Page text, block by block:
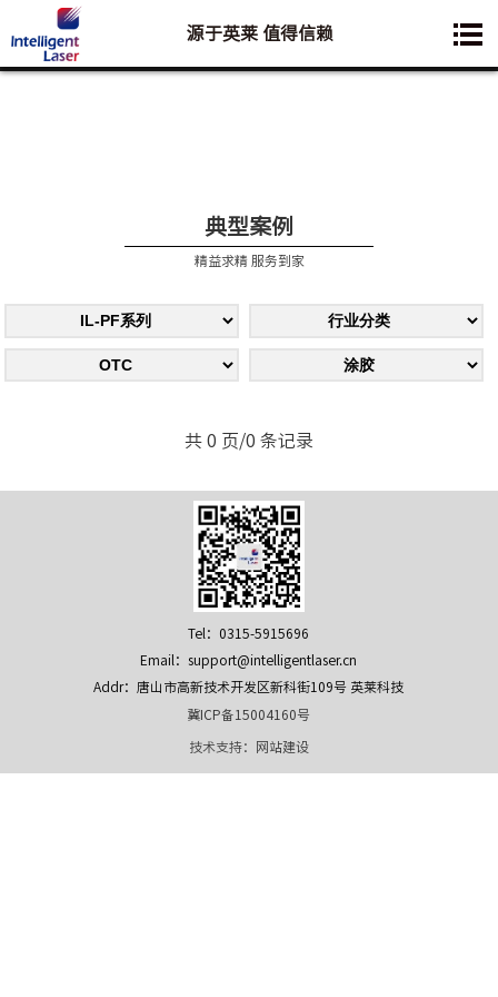
您想要了解的业务是:
源于英莱 值得信赖
典型案例
精益求精 服务到家
共 0 页/0 条记录
Tel：0315-5915696
Email：support@intelligentlaser.cn
Addr：唐山市高新技术开发区新科街109号 英莱科技
冀ICP备15004160号
技术支持： 网站建设